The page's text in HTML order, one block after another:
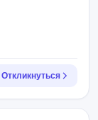
Откликнуться